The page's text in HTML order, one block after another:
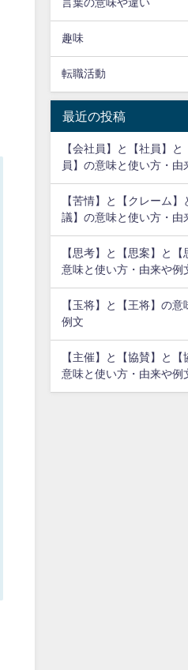
言葉の意味や違い
趣味
転職活動
最近の投稿
【会社員】と【社員】
員】の意味と使い方・由
【苦情】と【クレーム
議】の意味と使い方・由
【思考】と【思案】と
意味と使い方・由来や例
【玉将】と【王将】の
例文
【主催】と【協賛】と
意味と使い方・由来や例